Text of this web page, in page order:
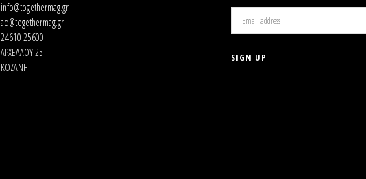
info@togethermag.gr
ad@togethermag.gr
24610 25600
ΑΡΧΕΛΑΟΥ 25
ΚΟΖΑΝΗ